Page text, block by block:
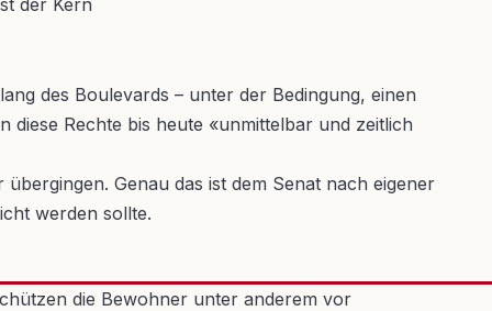
des Boulevards – unter der Bedingung, einen
Rechte bis heute «unmittelbar und zeitlich
Genau das ist dem Senat nach eigener
werden sollte.
die Bewohner unter anderem vor